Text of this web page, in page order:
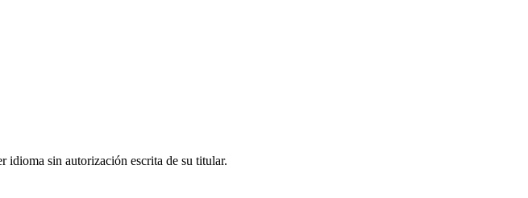
idioma sin autorización escrita de su titular.